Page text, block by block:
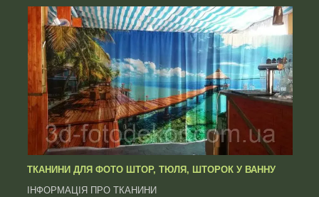
ТКАНИНИ ДЛЯ ФОТО ШТОР, ТЮЛЯ, ШТОРОК У ВАННУ
ІНФОРМАЦІЯ ПРО ТКАНИНИ